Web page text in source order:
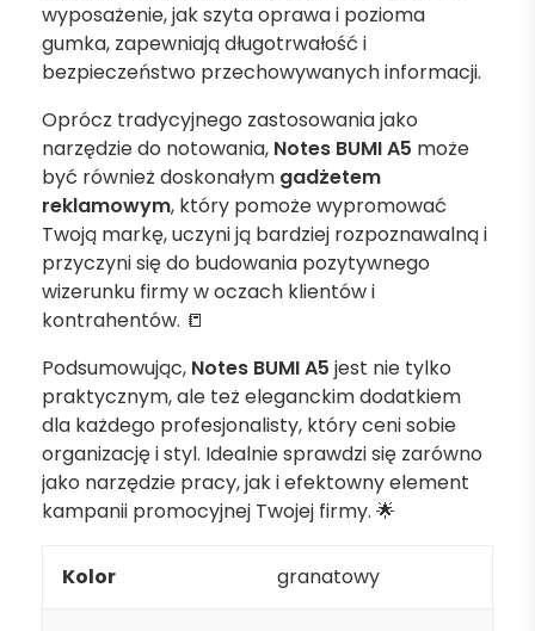
wyposażenie, jak szyta oprawa i pozioma
gumka, zapewniają długotrwałość i
bezpieczeństwo przechowywanych informacji.
Oprócz tradycyjnego zastosowania jako
narzędzie do notowania, Notes BUMI A5 może
być również doskonałym gadżetem
reklamowym, który pomoże wypromować
Twoją markę, uczyni ją bardziej rozpoznawalną i
przyczyni się do budowania pozytywnego
wizerunku firmy w oczach klientów i
kontrahentów. 📒
Podsumowując, Notes BUMI A5 jest nie tylko
praktycznym, ale też eleganckim dodatkiem
dla każdego profesjonalisty, który ceni sobie
organizację i styl. Idealnie sprawdzi się zarówno
jako narzędzie pracy, jak i efektowny element
kampanii promocyjnej Twojej firmy. 🌟
Kolor granatowy